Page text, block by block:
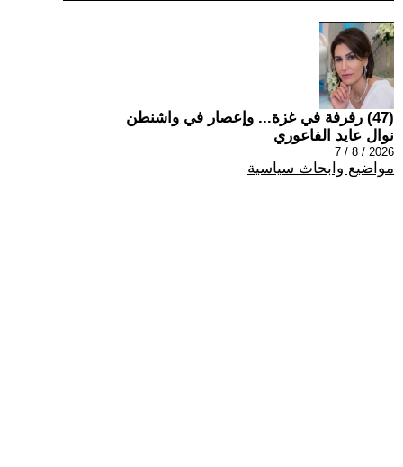
(47) رفرفة في غزة... وإعصار في واشنطن
نوال عايد الفاعوري
2026 / 8 / 7
مواضيع وابحاث سياسية